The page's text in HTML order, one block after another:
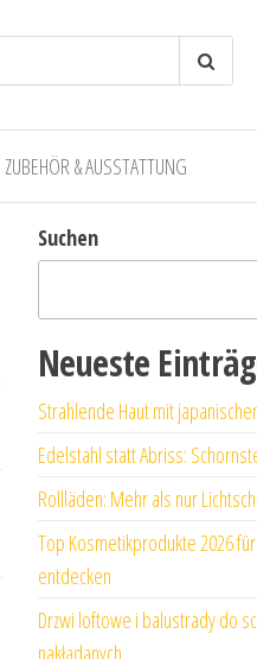
ZUBEHÖR & AUSSTATTUNG
Suchen
Neueste
Strahlende Haut mit
Edelstahl statt Abriss:
Rollläden: Mehr als nur
Top Kosmetikprodukte 2026
entdecken
Drzwi loftowe i balustrady do
nakładanych